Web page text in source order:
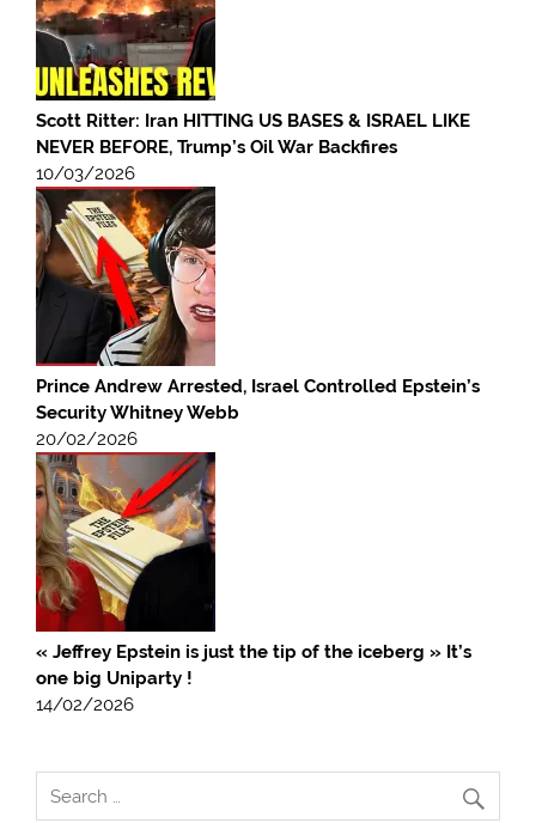
Scott Ritter: Iran HITTING US BASES & ISRAEL LIKE
NEVER BEFORE, Trump’s Oil War Backfires
10/03/2026
Prince Andrew Arrested, Israel Controlled Epstein’s
Security Whitney Webb
20/02/2026
« Jeffrey Epstein is just the tip of the iceberg » It’s
one big Uniparty !
14/02/2026